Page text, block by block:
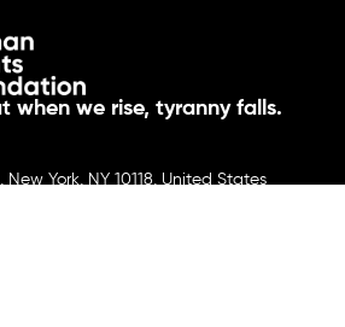
when we rise, tyranny falls.
York, NY 10118, United States